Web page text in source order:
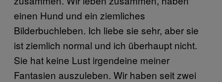
einen Hund und ein ziemliches
Bilderbuchleben. Ich liebe sie sehr, aber sie
ist ziemlich normal und ich überhaupt nicht.
Sie hat keine Lust irgendeine meiner
Fantasien auszuleben. Wir haben seit zwei